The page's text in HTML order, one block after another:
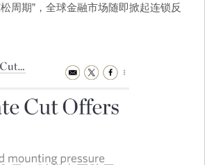
周期”，全球金融市场随即掀起连锁反